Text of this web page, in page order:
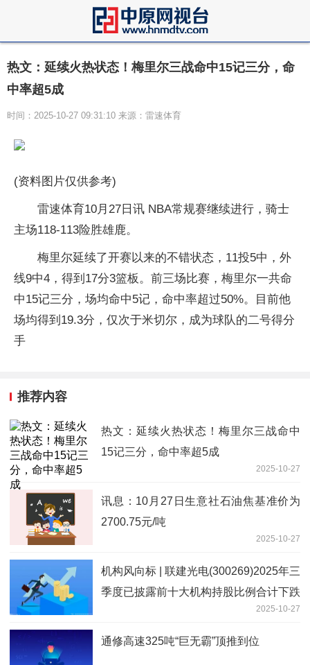
热文：延续火热状态！梅里尔三战命中15记三分，命
中率超5成
时间：2025-10-27 09:31:10 来源：雷速体育
(资料图片仅供参考)
雷速体育10月27日讯 NBA常规赛继续进行，骑士
主场118-113险胜雄鹿。
梅里尔延续了开赛以来的不错状态，11投5中，外
线9中4，得到17分3篮板。前三场比赛，梅里尔一共命
中15记三分，场均命中5记，命中率超过50%。目前他
场均得到19.3分，仅次于米切尔，成为球队的二号得分
手
推荐内容
热文：延续火热状态！梅里尔三战命中
15记三分，命中率超5成
2025-10-27
讯息：10月27日生意社石油焦基准价为
2700.75元/吨
2025-10-27
机构风向标 | 联建光电(300269)2025年三
季度已披露前十大机构持股比例合计下跌
2025-10-27
通修高速325吨“巨无霸”顶推到位